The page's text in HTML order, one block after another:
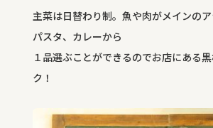
主菜は日替わり制。魚や肉がメインのア
パスタ、カレーから
１品選ぶことができるのでお店にある
ク！